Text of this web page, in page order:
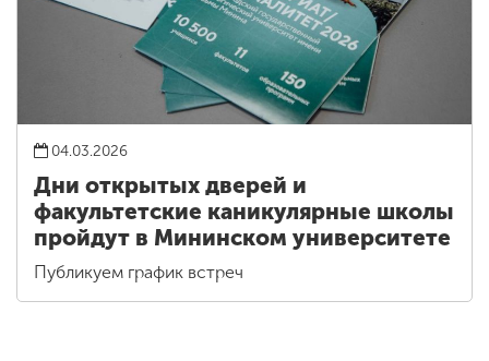
04.03.2026
Дни открытых дверей и
факультетские каникулярные школы
пройдут в Мининском университете
Публикуем график встреч